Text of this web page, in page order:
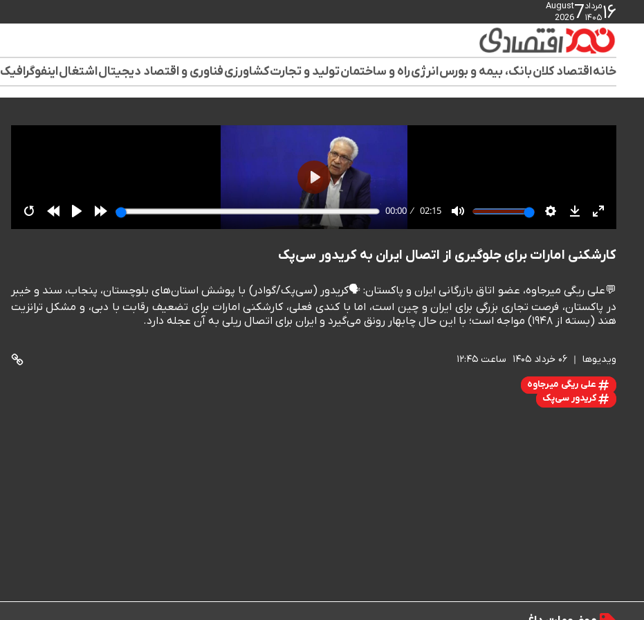
۱۶مرداد
۱۴۰۵7
August
2026
خانهاقتصاد کلانبانک، بیمه و بورسانرژیراه و ساختمانتولید و تجارتکشاورزیفناوری و اقتصاد دیجیتالاشتغالاینفوگرافیک
کارشکنی امارات برای جلوگیری از اتصال ایران به کریدور سی‌پک
💬علی ریگی میرجاوه، عضو اتاق بازرگانی ایران و پاکستان: 🗣️کریدور (سی‌پک/گوادر) با پوشش استان‌های بلوچستان، پنجاب، سند و خیبر
در پاکستان، فرصت تجاری بزرگی برای ایران و چین است، اما با کندی فعلی، کارشکنی امارات برای تضعیف رقابت با دبی، و مشکل ترانزیت
هند (بسته از ۱۹۴۸) مواجه است؛ با این حال چابهار رونق می‌گیرد و ایران برای اتصال ریلی به آن عجله دارد.
ویدیوها ۰۶ خرداد ۱۴۰۵ ساعت ۱۲:۴۵
علی ریگی میرجاوه
کریدور سی‌پک